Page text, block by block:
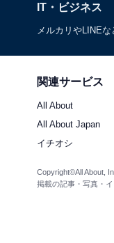
IT・ビジネス
メルカリやLINE
関連サービス
All About
All About Japan
イチオシ
Copyright©All About,
掲載の記事・写真・